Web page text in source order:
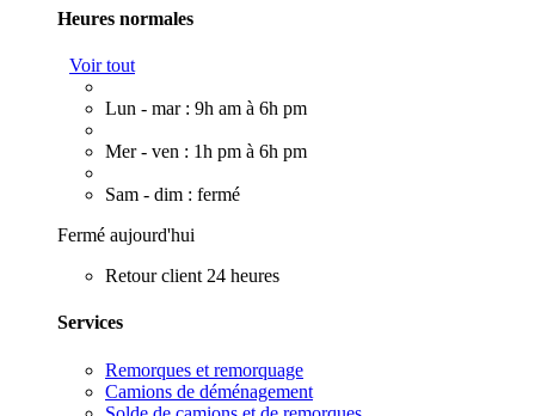
Heures normales
Voir tout
Lun - mar : 9h am à 6h pm
Mer - ven : 1h pm à 6h pm
Sam - dim : fermé
Fermé aujourd'hui
Retour client 24 heures
Services
Remorques et remorquage
Camions de déménagement